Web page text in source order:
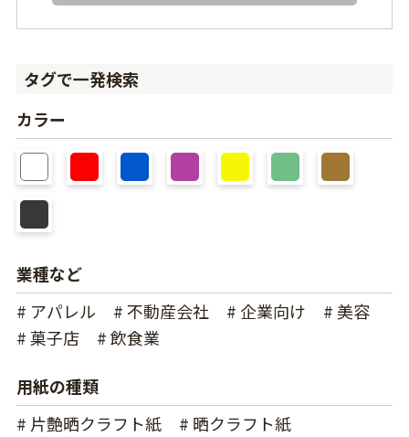
タグで一発検索
カラー
業種など
# アパレル
# 不動産会社 # 企業向け
# 美容
# 菓子店
# 飲食業
用紙の種類
# 片艶晒クラフト紙
# 晒クラフト紙